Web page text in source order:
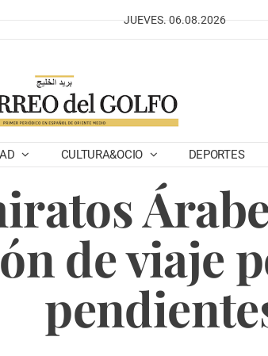
JUEVES. 06.08.2026
CULTURA&OCIO DEPORTES
de viaje